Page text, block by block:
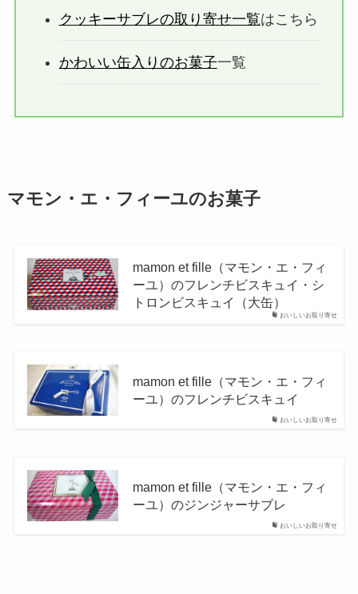
クッキーサブレの取り寄せ一覧はこちら
かわいい缶入りのお菓子一覧
マモン・エ・フィーユのお菓子
おいしいお取り寄せ
mamon et fille（マモン・エ・フィ
ーユ）のフレンチビスキュイ・シ
トロンビスキュイ（大缶）
おいしいお取り寄せ
mamon et fille（マモン・エ・フィ
ーユ）のフレンチビスキュイ
おいしいお取り寄せ
mamon et fille（マモン・エ・フィ
ーユ）のジンジャーサブレ